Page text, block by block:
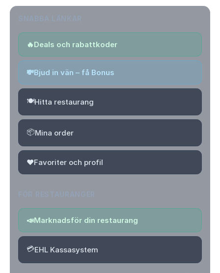
🔥Deals och rabattkoder
💸Bjud in vän – få Bonus
🍽️Hitta restaurang
📦Mina order
❤️Favoriter och profil
📣Marknadsför din restaurang
💳EHL Kassasystem